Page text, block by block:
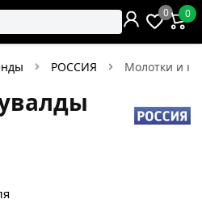
0 0
РОССИЯ Молотки и